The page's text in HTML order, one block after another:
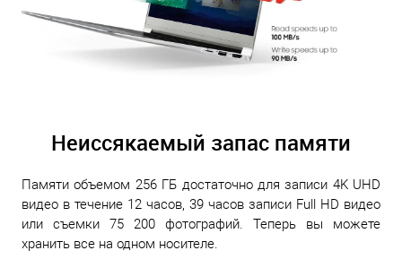
Неиссякаемый запас памяти
Памяти объемом 256 ГБ достаточно для записи 4K UHD
видео в течение 12 часов, 39 часов записи Full HD видео
или съемки 75 200 фотографий. Теперь вы можете
хранить все на одном носителе.